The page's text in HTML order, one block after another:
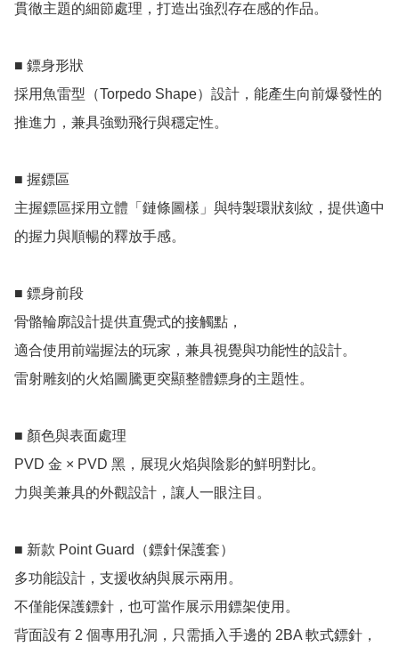
貫徹主題的細節處理，打造出強烈存在感的作品。
■ 鏢身形狀
採用魚雷型（Torpedo Shape）設計，能產生向前爆發性的
推進力，兼具強勁飛行與穩定性。
■ 握鏢區
主握鏢區採用立體「鏈條圖樣」與特製環狀刻紋，提供適中
的握力與順暢的釋放手感。
■ 鏢身前段
骨骼輪廓設計提供直覺式的接觸點，
適合使用前端握法的玩家，兼具視覺與功能性的設計。
雷射雕刻的火焰圖騰更突顯整體鏢身的主題性。
■ 顏色與表面處理
PVD 金 × PVD 黑，展現火焰與陰影的鮮明對比。
力與美兼具的外觀設計，讓人一眼注目。
■ 新款 Point Guard（鏢針保護套）
多功能設計，支援收納與展示兩用。
不僅能保護鏢針，也可當作展示用鏢架使用。
背面設有 2 個專用孔洞，只需插入手邊的 2BA 軟式鏢針，